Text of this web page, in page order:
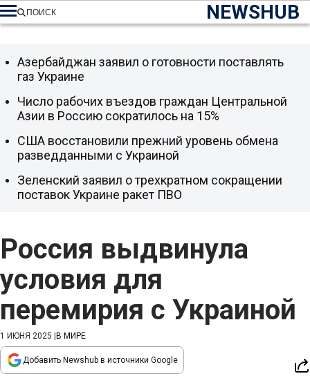
NEWSHUB
ПОИСК
Россия выдвинула
условия для
перемирия с Украиной
1 ИЮНЯ 2025 В МИРЕ
Добавить Newshub в источники Google
Азербайджан заявил о готовности поставлять
газ Украине
Число рабочих въездов граждан Центральной
Азии в Россию сократилось на 15%
США восстановили прежний уровень обмена
разведданными с Украиной
Зеленский заявил о трехкратном сокращении
поставок Украине ракет ПВО